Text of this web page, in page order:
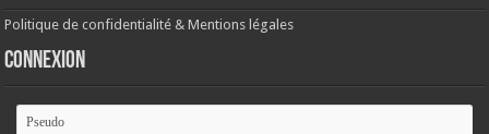
Politique de confidentialité & Mentions légales
Connexion